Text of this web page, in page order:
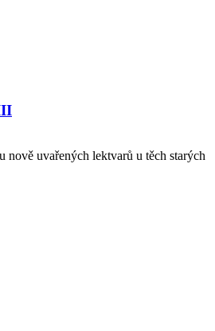
nově uvařených lektvarů u těch starých